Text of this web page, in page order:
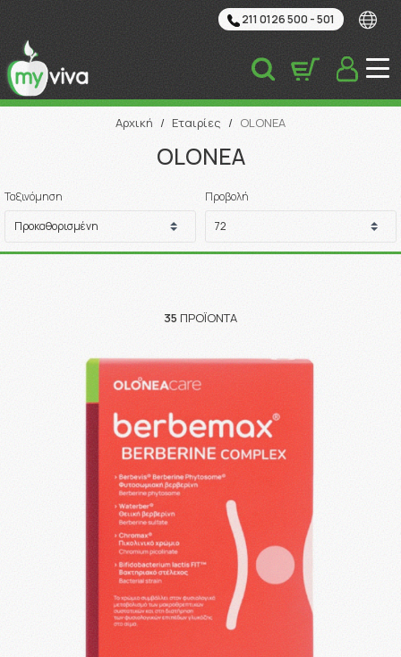
211 0126 500 - 501
Αναζήτηση
Αρχική / Εταιρίες / OLONEA
OLONEA
Ταξινόμηση Προβολή
35 ΠΡΟΪΌΝΤΑ